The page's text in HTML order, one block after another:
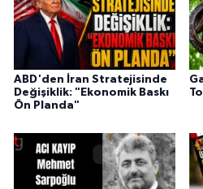
ABD'den İran Stratejisinde
Değişiklik: "Ekonomik Baskı
Ön Planda"